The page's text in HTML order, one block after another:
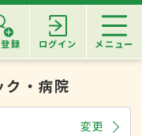
録 ログイン メニュー
ク・病院
変更